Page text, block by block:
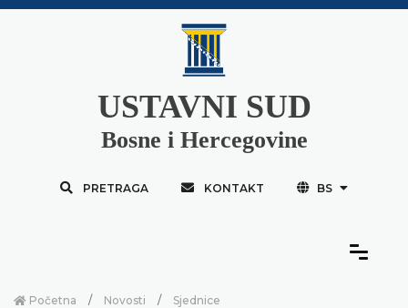
USTAVNI SUD
Bosne i Hercegovine
PRETRAGA KONTAKT BS
Početna Novosti Sjednice